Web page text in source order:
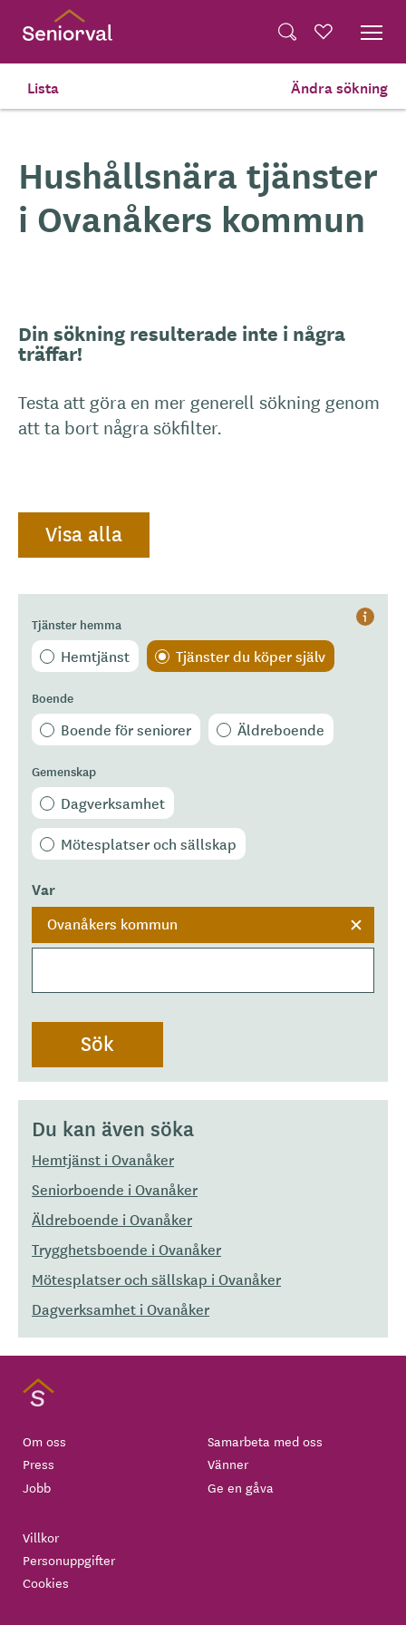
Hem
Hjälp
Tjänster hemma
Hemtjänst Tjänster du köper själv
Boende
Boende för seniorer Äldreboende
Gemenskap
Dagverksamhet
Mötesplatser och sällskap
Var
Ovanåkers kommun
Du kan även söka
Hemtjänst i Ovanåker
Seniorboende i Ovanåker
Äldreboende i Ovanåker
Trygghetsboende i Ovanåker
Mötesplatser och sällskap i Ovanåker
Dagverksamhet i Ovanåker
Hushållsnära tjänster
i Ovanåkers kommun
Lista Ändra sökning
Din sökning resulterade inte i några
träffar!
Testa att göra en mer generell sökning genom
att ta bort några sökfilter.
Visa alla
Om oss
Press
Jobb
Samarbeta med oss
Vänner
Ge en gåva
Villkor
Personuppgifter
Cookies
Translate